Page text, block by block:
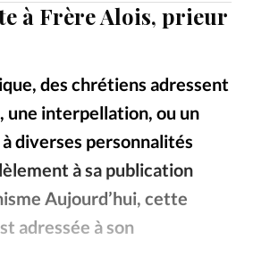
chrétienne
à Frère Alois, prieur
des chrétiens adressent
une interpellation, ou un
diverses personnalités
à sa publication
Aujourd’hui, cette
adressée à son